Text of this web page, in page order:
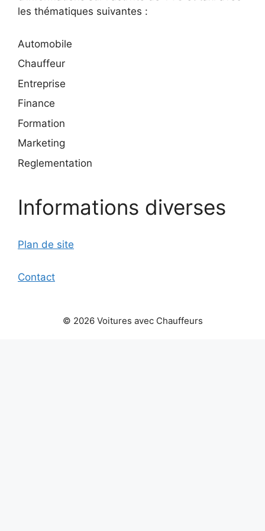
les thématiques suivantes :
Automobile
Chauffeur
Entreprise
Finance
Formation
Marketing
Reglementation
Informations diverses
Plan de site
Contact
© 2026 Voitures avec Chauffeurs